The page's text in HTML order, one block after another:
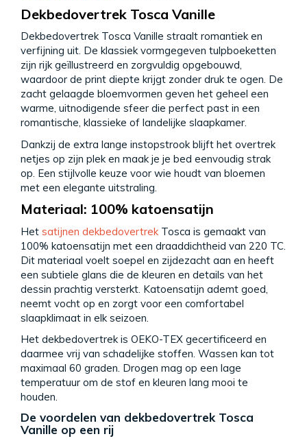
Dekbedovertrek Tosca Vanille
Dekbedovertrek Tosca Vanille straalt romantiek en
verfijning uit. De klassiek vormgegeven tulpboeketten
zijn rijk geïllustreerd en zorgvuldig opgebouwd,
waardoor de print diepte krijgt zonder druk te ogen. De
zacht gelaagde bloemvormen geven het geheel een
warme, uitnodigende sfeer die perfect past in een
romantische, klassieke of landelijke slaapkamer.
Dankzij de extra lange instopstrook blijft het overtrek
netjes op zijn plek en maak je je bed eenvoudig strak
op. Een stijlvolle keuze voor wie houdt van bloemen
met een elegante uitstraling.
Materiaal: 100% katoensatijn
Het satijnen dekbedovertrek Tosca is gemaakt van
100% katoensatijn met een draaddichtheid van 220 TC.
Dit materiaal voelt soepel en zijdezacht aan en heeft
een subtiele glans die de kleuren en details van het
dessin prachtig versterkt. Katoensatijn ademt goed,
neemt vocht op en zorgt voor een comfortabel
slaapklimaat in elk seizoen.
Het dekbedovertrek is OEKO-TEX gecertificeerd en
daarmee vrij van schadelijke stoffen. Wassen kan tot
maximaal 60 graden. Drogen mag op een lage
temperatuur om de stof en kleuren lang mooi te
houden.
De voordelen van dekbedovertrek Tosca
Vanille op een rij